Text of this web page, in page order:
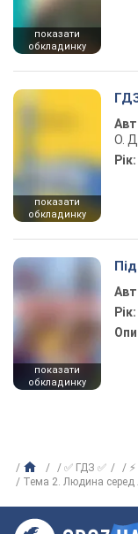
показати
обкладинку
показати
обкладинку
О.
Рік:
показати
обкладинку
Рік:
✅ ГДЗ ✅
Тема 2. Людина серед